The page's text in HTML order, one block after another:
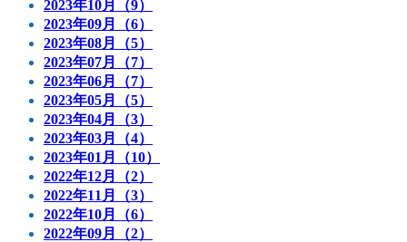
2023年10月（9）
2023年09月（6）
2023年08月（5）
2023年07月（7）
2023年06月（7）
2023年05月（5）
2023年04月（3）
2023年03月（4）
2023年01月（10）
2022年12月（2）
2022年11月（3）
2022年10月（6）
2022年09月（2）